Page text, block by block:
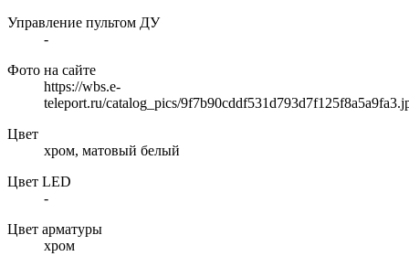
Управление пультом ДУ
-
Фото на сайте
https://wbs.e-
teleport.ru/catalog_pics/
Цвет
хром, матовый белый
Цвет LED
-
Цвет арматуры
хром